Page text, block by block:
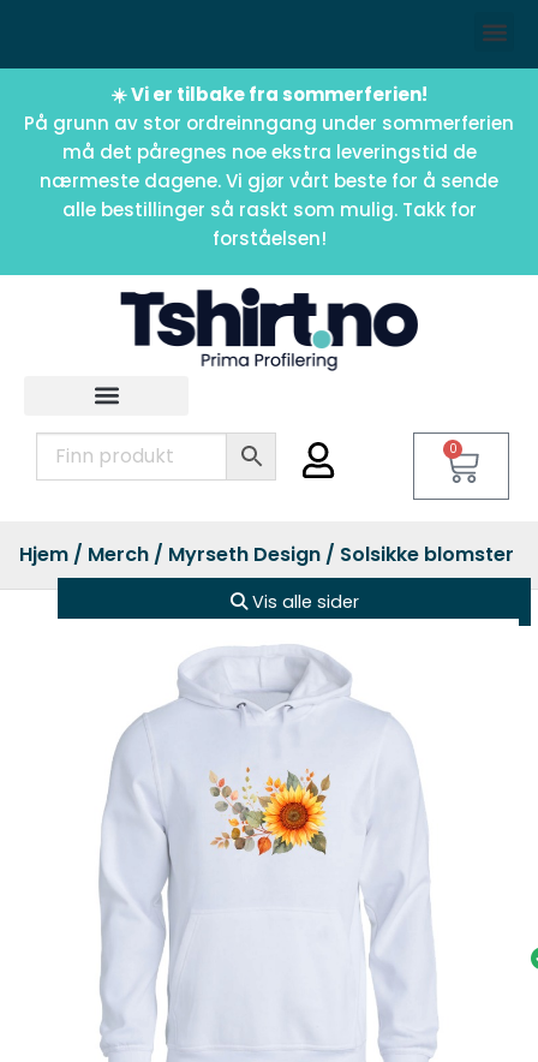
☀️ Vi er tilbake fra sommerferien!
På grunn av stor ordreinngang under sommerferien
må det påregnes noe ekstra leveringstid de
nærmeste dagene. Vi gjør vårt beste for å sende
alle bestillinger så raskt som mulig. Takk for
forståelsen!
0
Hjem / Merch / Myrseth Design / Solsikke blomster
Vis alle sider